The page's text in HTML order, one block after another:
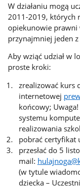
W działaniu mogą
2011-2019, których
opiekunowie prawni
przynajmniej jeden z
Aby wziąć udział w
proste kroki:
zrealizować kurs
internetowej
końcowy;
systemu
realizowania
pobrać certyfikat
przesłać do 5
mail:
(w tytule
dziecka –